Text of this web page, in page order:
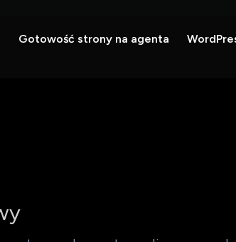
Gotowość strony na agenta